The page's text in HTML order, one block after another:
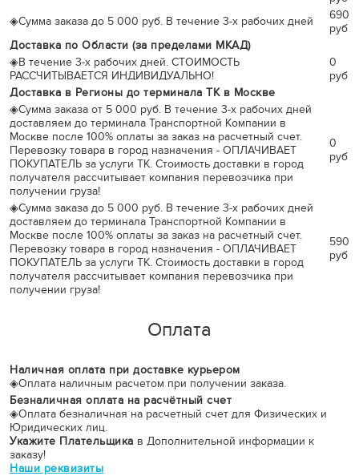
◈Сумма заказа до 5 000 руб. В течение 3-х рабочих дней
690
руб
Доставка по Области (за пределами МКАД)
◈В течение 3-х рабочих дней. СТОИМОСТЬ
РАССЧИТЫВАЕТСЯ ИНДИВИДУАЛЬНО!
0
руб
Доставка в Регионы до терминала ТК в Москве
◈Сумма заказа от 5 000 руб. В течение 3-х рабочих дней
доставляем до терминала Транспортной Компании в
Москве после 100% оплаты за заказ на расчетный счет.
Перевозку товара в город назначения - ОПЛАЧИВАЕТ
ПОКУПАТЕЛЬ за услуги ТК. Стоимость доставки в город
получателя рассчитывает компания перевозчика при
получении груза!
0
руб
◈Сумма заказа до 5 000 руб. В течение 3-х рабочих дней
доставляем до терминала Транспортной Компании в
Москве после 100% оплаты за заказ на расчетный счет.
Перевозку товара в город назначения - ОПЛАЧИВАЕТ
ПОКУПАТЕЛЬ за услуги ТК. Стоимость доставки в город
получателя рассчитывает компания перевозчика при
получении груза!
590
руб
Оплата
Наличная оплата при доставке курьером
◈Оплата наличным расчетом при получении заказа.
Безналичная оплата на расчётный счет
◈Оплата безналичная на расчетный счет для Физических и
Юридических лиц.
Укажите Плательщика в Дополнительной информации к
заказу!
Наши реквизиты